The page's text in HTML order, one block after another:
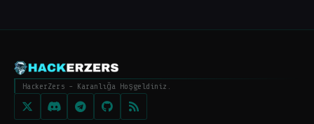
HackerZers - Karanlığa Hoşgeldiniz.